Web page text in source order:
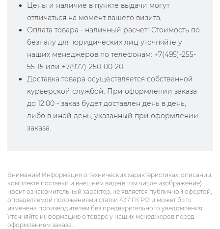
Цены и наличие в пункте выдачи могут
отличаться на момент вашего визита;
Оплата товара - наличный расчет! Стоимость по
безналу для юридических лиц уточняйте у
наших менеджеров по телефонам: +7(495)-255-
55-15 или +7(977)-250-00-20;
Доставка товара осуществляется собственной
курьерской службой. При оформлении заказа
до 12:00 - заказ будет доставлен день в день,
либо в иной день, указанный при оформлении
заказа.
Внимание! Информация о технических характеристиках, описании,
комплекте поставки и внешнем виде(в том числе изображение)
носит ознакомительный характер, не является публичной офертой,
определяемой положениями статьи 437 ГК РФ и может быть
изменена производителем без предварительного уведомления.
Уточняйте информацию о товаре у наших менеджеров перед
оформлением заказа.